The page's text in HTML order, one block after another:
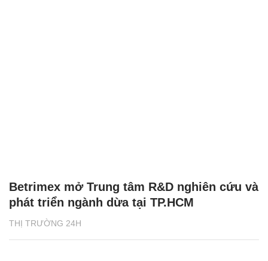
THỊ TRƯỜNG 24H
Betrimex mở Trung tâm R&D nghiên cứu và
phát triển ngành dừa tại TP.HCM